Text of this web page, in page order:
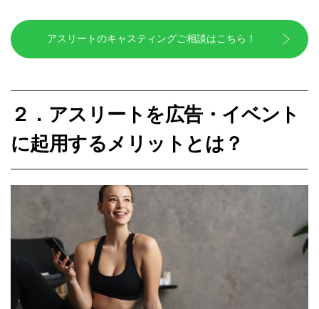
アスリートのキャスティングご相談はこちら！
２．アスリートを広告・イベント
に起用するメリットとは？